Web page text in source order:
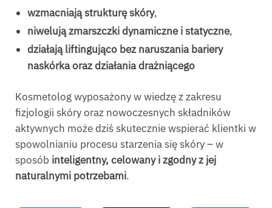
wzmacniają strukturę skóry,
niwelują zmarszczki dynamiczne i statyczne,
działają liftingująco bez naruszania bariery
naskórkaoraz działania drażniącego
Kosmetolog wyposażony w wiedzę z zakresu
fizjologii skóry oraz nowoczesnych składników
aktywnych może dziś skutecznie wspierać klientki w
spowolnianiu procesu starzenia się skóry – w
sposób inteligentny, celowany i zgodny z jej
naturalnymi potrzebami.